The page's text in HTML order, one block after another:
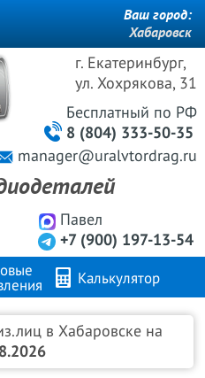
г. Екатеринбург,
ул. Хохрякова, 31
Павел
+7 (900) 197-13-54
Бесплатный по РФ
8 (804) 333-50-35
manager@uralvtordrag.ru
Ваш город:
Хабаровск
Калькулятор
Контакты
в Хабаровске на